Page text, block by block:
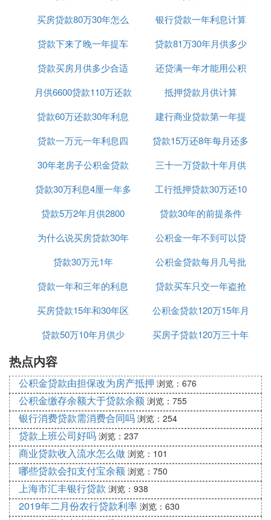
二年贷麻烦吗
月还多少钱
买房贷款80万30年怎么
计算公式
银行贷款一年利息计算
贷款下来了晚一年提车
可以吗
贷款81万30年月供多少
贷款买房月供多少合适
吗
还贷满一年才能用公积
金贷款吗
月供6600贷款110万还款
25年
抵押贷款月供计算
贷款60万还款30年利息
共计多少
建行商业贷款第一年提
前还款
贷款一万元一年利息四
百五
贷款15万还8年每月还多
少
30年老房子公积金贷款
期限
三十一万贷款十年月供
多少钱
贷款30万利息4厘一年多
少钱
工行抵押贷款30万还10
年
贷款5万2年月供2800
贷款30年的前提条件
为什么说买房贷款30年
好
公积金一年不到可以贷
款吗
贷款30万元1年
公积金贷款每月几号批
贷款一年和三年的利息
是多少钱
贷款买车只交一年盗抢
险可以吗
买房贷款15年和30年区
别
公积金贷款120万15年月
供多少钱
贷款50万10年月供少
买房子贷款120万三十年
热点内容
公积金贷款由担保改为房产抵押 浏览：676
公积金缴存余额大于贷款余额 浏览：755
银行消费贷款需消费合同吗 浏览：254
贷款上班公司好吗 浏览：237
商业贷款收入流水怎么做 浏览：101
哪些贷款会扣支付宝余额 浏览：750
上海市汇丰银行贷款 浏览：938
2019年二月份农行贷款利率 浏览：630